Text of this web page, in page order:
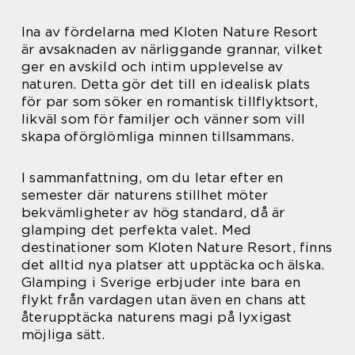
Ina av fördelarna med Kloten Nature Resort
är avsaknaden av närliggande grannar, vilket
ger en avskild och intim upplevelse av
naturen. Detta gör det till en idealisk plats
för par som söker en romantisk tillflyktsort,
likväl som för familjer och vänner som vill
skapa oförglömliga minnen tillsammans.
I sammanfattning, om du letar efter en
semester där naturens stillhet möter
bekvämligheter av hög standard, då är
glamping det perfekta valet. Med
destinationer som Kloten Nature Resort, finns
det alltid nya platser att upptäcka och älska.
Glamping i Sverige erbjuder inte bara en
flykt från vardagen utan även en chans att
återupptäcka naturens magi på lyxigast
möjliga sätt.